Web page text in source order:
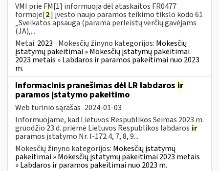
VMI prie FM[1] informuoja dėl ataskaitos FR0477
formoje[2] įvesto naujo paramos teikimo tikslo kodo 61
„Sveikatos apsauga (parama perleistų verčių gavėjams
(JA),...
Metai: 2023 Mokesčių žinyno kategorijos: Mokesčių
įstatymų pakeitimai » Mokesčių įstatymų pakeitimai
2023 metais » Labdaros ir paramos pakeitimai nuo 2023
m.
Informacinis pranešimas dėl LR labdaros ir
paramos įstatymo pakeitimo
Web turinio sąrašas 2024-01-03
Informuojame, kad Lietuvos Respublikos Seimas 2023 m.
gruodžio 23 d. priėmė Lietuvos Respublikos labdaros ir
paramos įstatymo Nr. I-172 4, 7, 8, 9...
Mokesčių žinyno kategorijos: Mokesčių įstatymų
pakeitimai » Mokesčių įstatymų pakeitimai 2023 metais
» Labdaros ir paramos pakeitimai nuo 2023 m.